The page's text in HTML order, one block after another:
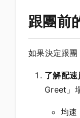
跟團前
如果決定跟團
了解配速
Greet」
均速